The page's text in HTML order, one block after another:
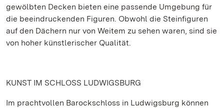
gewölbten Decken bieten eine passende Umgebung für
die beeindruckenden Figuren. Obwohl die Steinfiguren
auf den Dächern nur von Weitem zu sehen waren, sind sie
von hoher künstlerischer Qualität.
KUNST IM SCHLOSS LUDWIGSBURG
Im prachtvollen Barockschloss in Ludwigsburg können